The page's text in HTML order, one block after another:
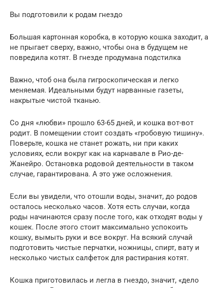
Вы подготовили к родам гнездо
Большая картонная коробка, в которую кошка заходит, а
не прыгает сверху, важно, чтобы она в будущем не
повредила котят. В гнезде продумана подстилка
Важно, чтоб она была гигроскопическая и легко
меняемая. Идеальными будут нарванные газеты,
накрытые чистой тканью.
Со дня «любви» прошло 63-65 дней, и кошка вот-вот
родит. В помещении стоит создать «гробовую тишину».
Поверьте, кошка не станет рожать, ни при каких
условиях, если вокруг как на карнавале в Рио-де-
Жанейро. Остановка родовой деятельности в таком
случае, гарантирована. А это уже осложнения.
Если вы увидели, что отошли воды, значит, до родов
осталось несколько часов. Хотя есть случаи, когда
роды начинаются сразу после того, как отходят воды у
кошек. После этого стоит максимально успокоить
кошку, вымыть руки и все вокруг. На всякий случай
подготовить чистые перчатки, ножницы, спирт, вату и
несколько чистых салфеток для растирания котят.
Кошка приготовилась и легла в гнездо, значит, «дело